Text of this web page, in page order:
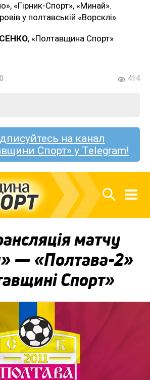
«Гірник-Спорт», «Минай».
у полтавській «Ворсклі».
, «Полтавщина Спорт»
414
на канал
Спорт» у Telegram!
матчу
— «Полтава-2»
Спорт»